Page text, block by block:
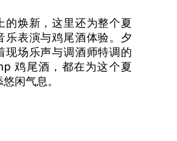
的焕新，这里还为整个夏
乐表演与鸡尾酒体验。夕
现场乐声与调酒师特调的
鸡尾酒，都在为这个夏
闲气息。